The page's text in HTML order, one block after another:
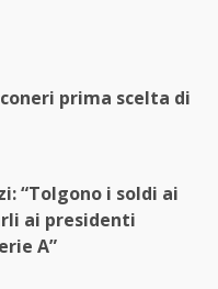
prima scelta di
“Tolgono i soldi ai
ai presidenti
A”